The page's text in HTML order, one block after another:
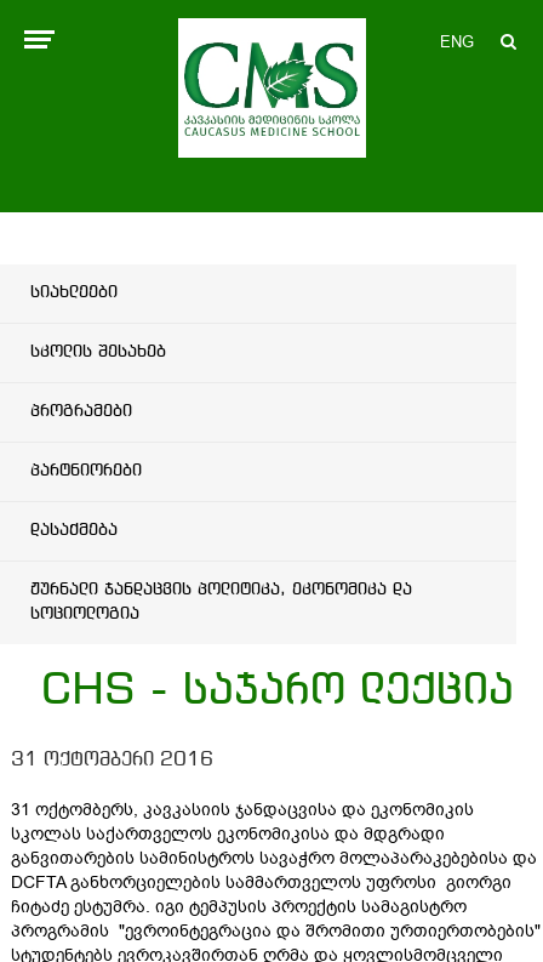
ENG
სიახლეები
სკოლის შესახებ
პროგრამები
პარტნიორები
დასაქმება
ჟურნალი ჯანდაცვის პოლიტიკა, ეკონომიკა და
სოციოლოგია
CHS - საჯარო ლექცია
31 ოქტომბერი 2016
31 ოქტომბერს, კავკასიის ჯანდაცვისა და ეკონომიკის
სკოლას საქართველოს ეკონომიკისა და მდგრადი
განვითარების სამინისტროს სავაჭრო მოლაპარაკებებისა და
DCFTA განხორციელების სამმართველოს უფროსი გიორგი
ჩიტაძე ესტუმრა. იგი ტემპუსის პროექტის სამაგისტრო
პროგრამის "ევროინტეგრაცია და შრომითი ურთიერთობების"
სტუდენტებს ევროკავშირთან ღრმა და ყოვლისმომცველი